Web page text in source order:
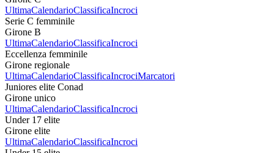
UltimaCalendarioClassificaIncroci
Serie C femminile
Girone B
UltimaCalendarioClassificaIncroci
Eccellenza femminile
Girone regionale
UltimaCalendarioClassificaIncrociMarcatori
Juniores elite Conad
Girone unico
UltimaCalendarioClassificaIncroci
Under 17 elite
Girone elite
UltimaCalendarioClassificaIncroci